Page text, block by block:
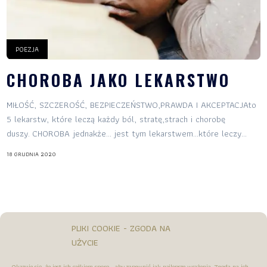
PLIKI COOKIE - ZGODA NA
UŻYCIE
POEZJA
CHOROBA JAKO LEKARSTWO
MIŁOŚĆ, SZCZEROŚĆ, BEZPIECZEŃSTWO,PRAWDA I AKCEPTACJAto
5 lekarstw, które leczą każdy ból, stratę,strach i chorobę
duszy. CHOROBA jednakże… jest tym lekarstwem…które leczy...
18 GRUDNIA 2020